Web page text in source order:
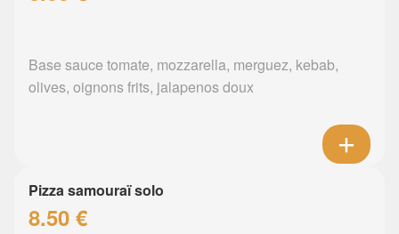
Base sauce tomate, mozzarella, merguez, kebab,
olives, oignons frits, jalapenos doux
Pizza samouraï solo
8.50 €